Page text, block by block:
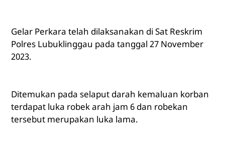
Gelar Perkara telah dilaksanakan di Sat Reskrim
Polres Lubuklinggau pada tanggal 27 November
2023.
Ditemukan pada selaput darah kemaluan korban
terdapat luka robek arah jam 6 dan robekan
tersebut merupakan luka lama.